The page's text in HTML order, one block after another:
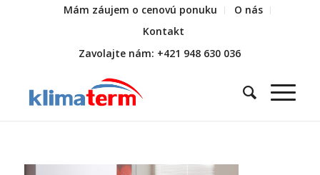
Mám záujem o cenovú ponuku
O nás
Kontakt
Zavolajte nám: +421 948 630 036